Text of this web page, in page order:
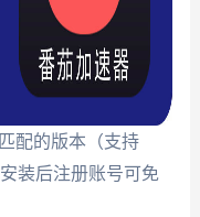
配的版本（支持
装后注册账号可免